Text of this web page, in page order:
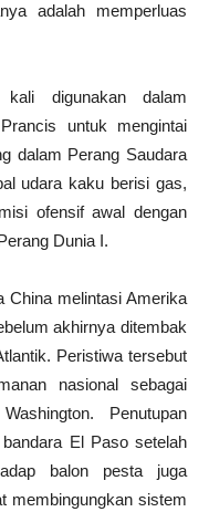
adalah memperluas
digunakan dalam
untuk mengintai
dalam Perang Saudara
udara kaku berisi gas,
ofensif awal dengan
Dunia I.
China melintasi Amerika
akhirnya ditembak
Peristiwa tersebut
nasional sebagai
Penutupan
El Paso setelah
balon pesta juga
membingungkan sistem